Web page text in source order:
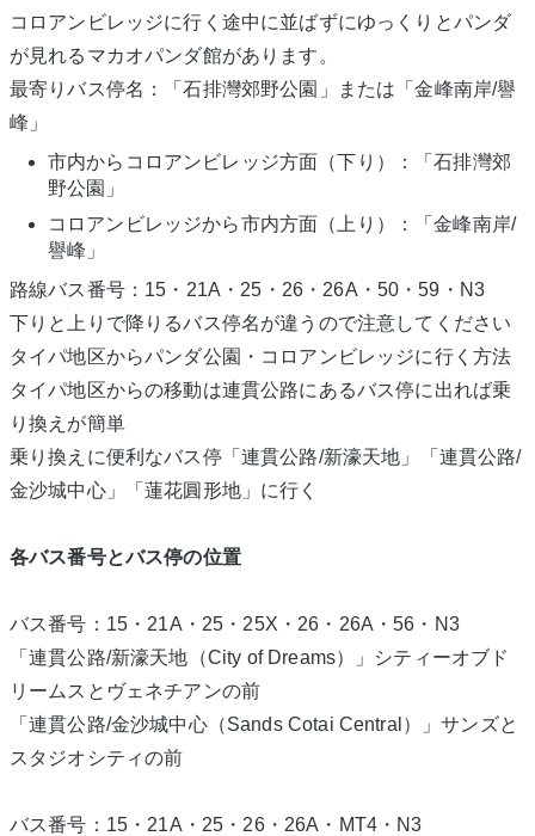
コロアンビレッジに行く途中に並ばずにゆっくりとパンダ
が見れるマカオパンダ館があります。
最寄りバス停名：「石排灣郊野公園」または「金峰南岸/譽
峰」
市内からコロアンビレッジ方面（下り）：「石排灣郊
野公園」
コロアンビレッジから市内方面（上り）：「金峰南岸/
譽峰」
路線バス番号：15・21A・25・26・26A・50・59・N3
下りと上りで降りるバス停名が違うので注意してください
タイパ地区からパンダ公園・コロアンビレッジに行く方法
タイパ地区からの移動は連貫公路にあるバス停に出れば乗
り換えが簡単
乗り換えに便利なバス停「連貫公路/新濠天地」「連貫公路/
金沙城中心」「蓮花圓形地」に行く
各バス番号とバス停の位置
バス番号：15・21A・25・25X・26・26A・56・N3
「連貫公路/新濠天地（City of Dreams）」シティーオブド
リームスとヴェネチアンの前
「連貫公路/金沙城中心（Sands Cotai Central）」サンズと
スタジオシティの前
バス番号：15・21A・25・26・26A・MT4・N3